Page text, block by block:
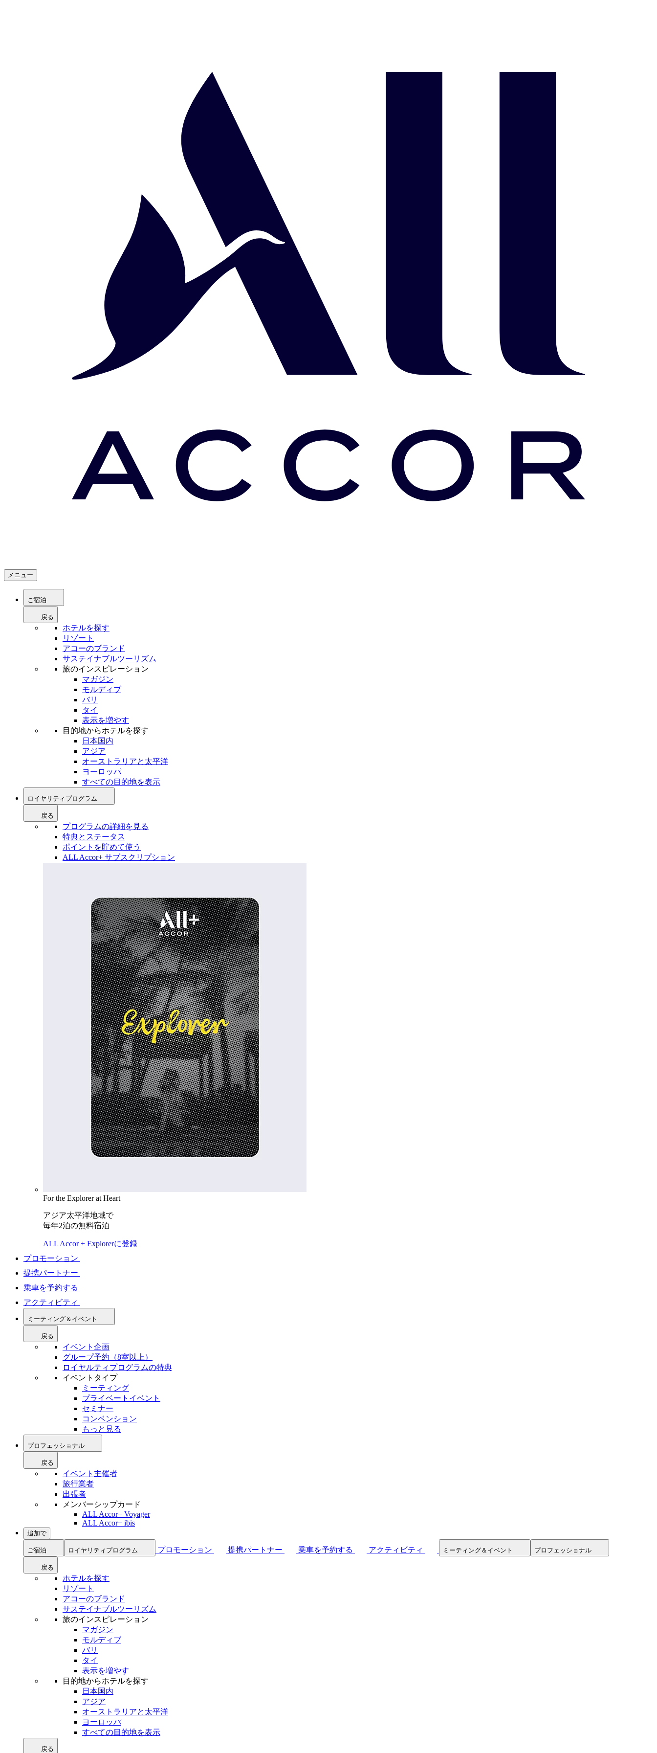
メニュー
ご宿泊
戻る
ホテルを探す
リゾート
アコーのブランド
サステイナブルツーリズム
旅のインスピレーション
マガジン
モルディブ
バリ
タイ
表示を増やす
目的地からホテルを探す
日本国内
アジア
オーストラリアと太平洋
ヨーロッパ
すべての目的地を表示
ロイヤリティプログラム
戻る
プログラムの詳細を見る
特典とステータス
ポイントを貯めて使う
ALL Accor+ サブスクリプション
For the Explorer at Heart
アジア太平洋地域で
毎年2泊の無料宿泊
ALL Accor + Explorerに登録
プロモーション
提携パートナー
乗車を予約する
アクティビティ
ミーティング＆イベント
戻る
イベント企画
グループ予約（8室以上）
ロイヤルティプログラムの特典
イベントタイプ
ミーティング
プライベートイベント
セミナー
コンベンション
もっと見る
プロフェッショナル
戻る
イベント主催者
旅行業者
出張者
メンバーシップカード
ALL Accor+ Voyager
ALL Accor+ ibis
追加で
ご宿泊 ロイヤリティプログラム プロモーション 提携パートナー 乗車を予約する アクティビティ ミーティング＆イベント プロフェッショナル
戻る
ホテルを探す
リゾート
アコーのブランド
サステイナブルツーリズム
旅のインスピレーション
マガジン
モルディブ
バリ
タイ
表示を増やす
目的地からホテルを探す
日本国内
アジア
オーストラリアと太平洋
ヨーロッパ
すべての目的地を表示
戻る